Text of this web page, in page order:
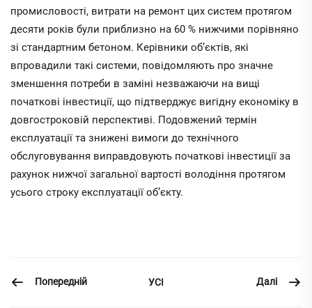
промисловості, витрати на ремонт цих систем протягом
десяти років були приблизно на 60 % нижчими порівняно
зі стандартним бетоном. Керівники об’єктів, які
впровадили такі системи, повідомляють про значне
зменшення потреби в заміні незважаючи на вищі
початкові інвестиції, що підтверджує вигідну економіку в
довгостроковій перспективі. Подовжений термін
експлуатації та знижені вимоги до технічного
обслуговування виправдовують початкові інвестиції за
рахунок нижчої загальної вартості володіння протягом
усього строку експлуатації об’єкту.
Попередній УСІ Далі